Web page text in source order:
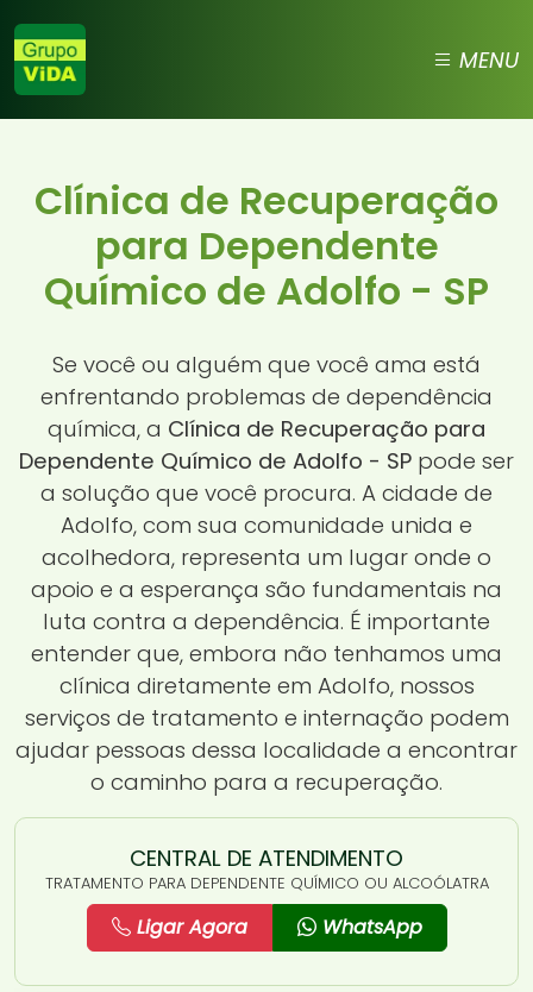
MENU
Clínica de Recuperação
para Dependente
Químico de Adolfo - SP
Se você ou alguém que você ama está
enfrentando problemas de dependência
química, a Clínica de Recuperação para
Dependente Químico de Adolfo - SP pode ser
a solução que você procura. A cidade de
Adolfo, com sua comunidade unida e
acolhedora, representa um lugar onde o
apoio e a esperança são fundamentais na
luta contra a dependência. É importante
entender que, embora não tenhamos uma
clínica diretamente em Adolfo, nossos
serviços de tratamento e internação podem
ajudar pessoas dessa localidade a encontrar
o caminho para a recuperação.
CENTRAL DE ATENDIMENTO
TRATAMENTO PARA DEPENDENTE QUÍMICO OU ALCOÓLATRA
Ligar Agora WhatsApp